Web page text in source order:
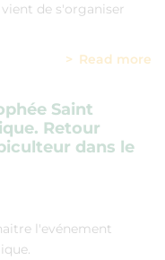
de s'organiser
Read more
Saint
Retour
dans le
l'evénement